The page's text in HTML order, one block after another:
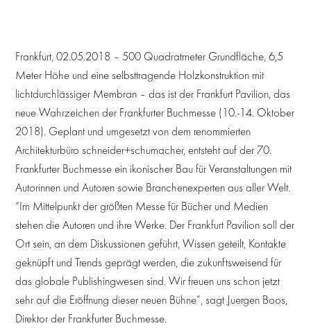
Frankfurt, 02.05.2018 – 500 Quadratmeter Grundfläche, 6,5
Meter Höhe und eine selbsttragende Holzkonstruktion mit
lichtdurchlässiger Membran – das ist der Frankfurt Pavilion, das
neue Wahrzeichen der Frankfurter Buchmesse (10.-14. Oktober
2018). Geplant und umgesetzt von dem renommierten
Architekturbüro schneider+schumacher, entsteht auf der 70.
Frankfurter Buchmesse ein ikonischer Bau für Veranstaltungen mit
Autorinnen und Autoren sowie Branchenexperten aus aller Welt.
“Im Mittelpunkt der größten Messe für Bücher und Medien
stehen die Autoren und ihre Werke. Der Frankfurt Pavilion soll der
Ort sein, an dem Diskussionen geführt, Wissen geteilt, Kontakte
geknüpft und Trends geprägt werden, die zukunftsweisend für
das globale Publishingwesen sind. Wir freuen uns schon jetzt
sehr auf die Eröffnung dieser neuen Bühne”, sagt Juergen Boos,
Direktor der Frankfurter Buchmesse.